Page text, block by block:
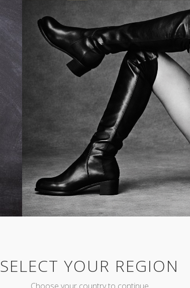
SELECT YOUR REGION